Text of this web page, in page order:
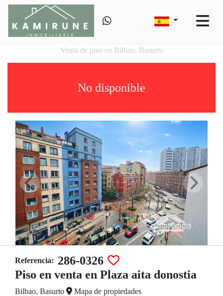
Venta de piso en Bilbao, Basurto
No disponible
Referencia: 286-0326
Piso en venta en Plaza aita donostia
Bilbao, Basurto Mapa de propiedades